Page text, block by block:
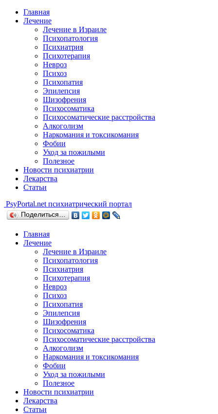
Главная
Лечение
Лечение в Израиле
Психопатология
Психиатрия
Психотерапия
Невроз
Психоз
Психопатия
Эпилепсия
Шизофрения
Психосоматика
Психосоматические расстройства
Алкоголизм
Наркомания и токсикомания
Фобии
Уход за пожилыми
Полезное
Новости психиатрии
Лекарства
Статьи
PsyPortal.net психиатрический портал
Поделиться…
Главная
Лечение
Лечение в Израиле
Психопатология
Психиатрия
Психотерапия
Невроз
Психоз
Психопатия
Эпилепсия
Шизофрения
Психосоматика
Психосоматические расстройства
Алкоголизм
Наркомания и токсикомания
Фобии
Уход за пожилыми
Полезное
Новости психиатрии
Лекарства
Статьи